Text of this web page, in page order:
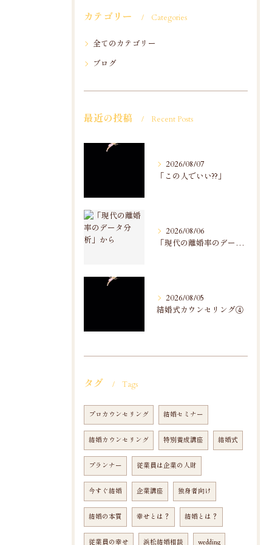
カテゴリー Categories
全てのカテゴリー
ブログ
最近の投稿 Recent Posts
2026/08/07
「この人でいい??」
2026/08/06
「現代の離婚率のデータ分析」から
2026/08/05
結婚式カウンセリング④
タグ Tags
プロカウンセリング 結婚セミナー
結婚カウンセリング 特別養成講座 結婚式
プランナー 従業員は企業の人財
今すぐ結婚 企業講座 独身者向け
結婚の本質 幸せとは？ 結婚とは？
従業員の幸せ 浜松結婚相談 wedding